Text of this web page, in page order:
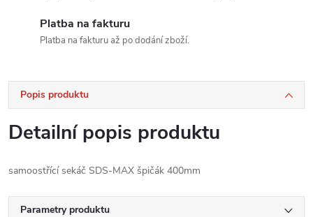
Platba na fakturu
Platba na fakturu až po dodání zboží.
Popis produktu
Detailní popis produktu
samoostřící sekáč SDS-MAX špičák 400mm
Parametry produktu